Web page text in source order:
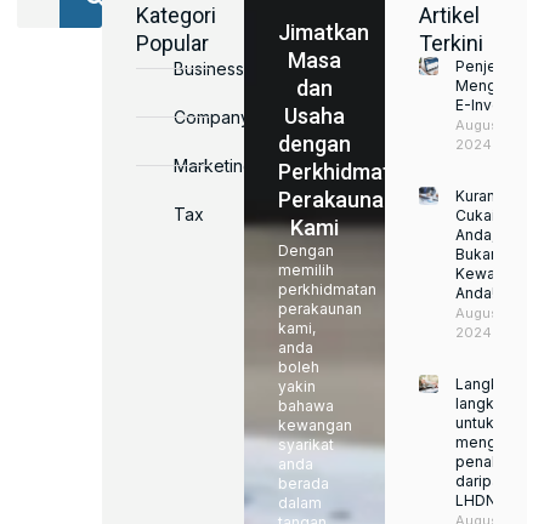
Kategori
Popular
Business
Company
Marketing
Tax
Jimatkan
Masa
dan
Usaha
dengan
Perkhidmatan
Perakaunan
Kami
Dengan
memilih
perkhidmatan
perakaunan
kami,
anda
boleh
yakin
bahawa
kewangan
syarikat
anda
berada
dalam
Artikel
Terkini
Penjelasan
Mengenai
E-Invoice
August 22,
2024
Kurangkan
Cukai
Anda,
Bukan
Kewajipan
Anda!
August 22,
2024
Langkah-
langkah
untuk
penalti
daripada
LHDN
August 22,